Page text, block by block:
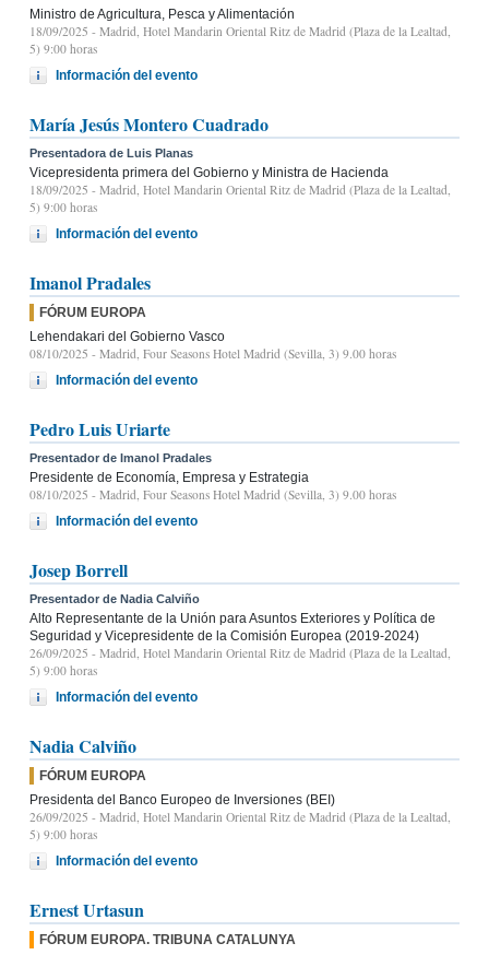
Ministro de Agricultura, Pesca y Alimentación
18/09/2025 - Madrid, Hotel Mandarin Oriental Ritz de Madrid (Plaza de la Lealtad,
5) 9:00 horas
Información del evento
María Jesús Montero Cuadrado
Presentadora de Luis Planas
Vicepresidenta primera del Gobierno y Ministra de Hacienda
18/09/2025 - Madrid, Hotel Mandarin Oriental Ritz de Madrid (Plaza de la Lealtad,
5) 9:00 horas
Información del evento
Imanol Pradales
FÓRUM EUROPA
Lehendakari del Gobierno Vasco
08/10/2025 - Madrid, Four Seasons Hotel Madrid (Sevilla, 3) 9.00 horas
Información del evento
Pedro Luis Uriarte
Presentador de Imanol Pradales
Presidente de Economía, Empresa y Estrategia
08/10/2025 - Madrid, Four Seasons Hotel Madrid (Sevilla, 3) 9.00 horas
Información del evento
Josep Borrell
Presentador de Nadia Calviño
Alto Representante de la Unión para Asuntos Exteriores y Política de
Seguridad y Vicepresidente de la Comisión Europea (2019-2024)
26/09/2025 - Madrid, Hotel Mandarin Oriental Ritz de Madrid (Plaza de la Lealtad,
5) 9:00 horas
Información del evento
Nadia Calviño
FÓRUM EUROPA
Presidenta del Banco Europeo de Inversiones (BEI)
26/09/2025 - Madrid, Hotel Mandarin Oriental Ritz de Madrid (Plaza de la Lealtad,
5) 9:00 horas
Información del evento
Ernest Urtasun
FÓRUM EUROPA. TRIBUNA CATALUNYA